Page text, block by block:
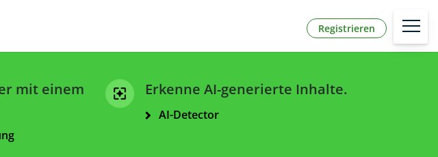
Registrieren
mit einem
Erkenne AI-generierte Inhalte.
AI-Detector